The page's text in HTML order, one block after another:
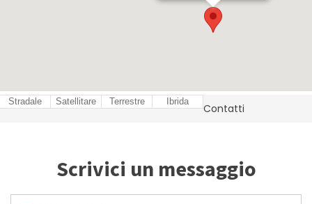
Stradale Satellitare Terrestre Ibrida
Contatti
Scrivici un messaggio